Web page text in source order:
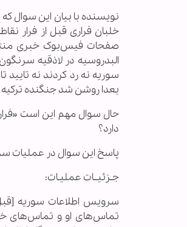
نویسنده با بیان این سوال
صفحات فیس‌بوک خبری
البدروسیه در لاذقیه
سوریه نه رد کردند نه
بعدا روشن شد جنگنده
دارد؟
پاسخ این سوال در عملیات
جـزئیــات عملیـات:
سرویس اطلاعات سوریه
تماس‌های او و تماس‌های